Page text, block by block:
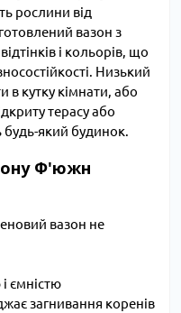
рослини від
вазон з
і кольорів, що
Низький
кутку кімнати, або
терасу або
який будинок.
Ф'южн
вазон не
ємністю
загнивання коренів